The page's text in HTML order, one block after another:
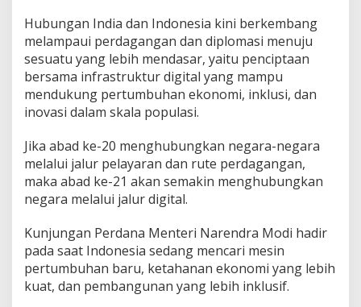
Hubungan India dan Indonesia kini berkembang
melampaui perdagangan dan diplomasi menuju
sesuatu yang lebih mendasar, yaitu penciptaan
bersama infrastruktur digital yang mampu
mendukung pertumbuhan ekonomi, inklusi, dan
inovasi dalam skala populasi.
Jika abad ke-20 menghubungkan negara-negara
melalui jalur pelayaran dan rute perdagangan,
maka abad ke-21 akan semakin menghubungkan
negara melalui jalur digital.
Kunjungan Perdana Menteri Narendra Modi hadir
pada saat Indonesia sedang mencari mesin
pertumbuhan baru, ketahanan ekonomi yang lebih
kuat, dan pembangunan yang lebih inklusif.